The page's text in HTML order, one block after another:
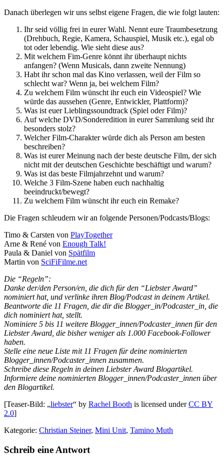
Danach überlegen wir uns selbst eigene Fragen, die wie folgt lauten:
Ihr seid völlig frei in eurer Wahl. Nennt eure Traumbesetzung
(Drehbuch, Regie, Kamera, Schauspiel, Musik etc.), egal ob
tot oder lebendig. Wie sieht diese aus?
Mit welchem Fim-Genre könnt ihr überhaupt nichts
anfangen? (Wenn Musicals, dann zweite Nennung)
Habt ihr schon mal das Kino verlassen, weil der Film so
schlecht war? Wenn ja, bei welchem Film?
Zu welchem Film wünscht ihr euch ein Videospiel? Wie
würde das aussehen (Genre, Entwickler, Plattform)?
Was ist euer Lieblingssoundtrack (Spiel oder Film)?
Auf welche DVD/Sonderedition in eurer Sammlung seid ihr
besonders stolz?
Welcher Film-Charakter würde dich als Person am besten
beschreiben?
Was ist eurer Meinung nach der beste deutsche Film, der sich
nicht mit der deutschen Geschichte beschäftigt und warum?
Was ist das beste Filmjahrzehnt und warum?
Welche 3 Film-Szene haben euch nachhaltig
beeindruckt/bewegt?
Zu welchem Film wünscht ihr euch ein Remake?
Die Fragen schleudern wir an folgende Personen/Podcasts/Blogs:
Timo & Carsten von PlayTogether
Arne & René von Enough Talk!
Paula & Daniel von Spätfilm
Martin von SciFiFilme.net
Die “Regeln”:
Danke der/den Person/en, die dich für den “Liebster Award”
nominiert hat, und verlinke ihren Blog/Podcast in deinem Artikel.
Beantworte die 11 Fragen, die dir die Blogger_in/Podcaster_in, die
dich nominiert hat, stellt.
Nominiere 5 bis 11 weitere Blogger_innen/Podcaster_innen für den
Liebster Award, die bisher weniger als 1.000 Facebook-Follower
haben.
Stelle eine neue Liste mit 11 Fragen für deine nominierten
Blogger_innen/Podcaster_innen zusammen.
Schreibe diese Regeln in deinen Liebster Award Blogartikel.
Informiere deine nominierten Blogger_innen/Podcaster_innen über
den Blogartikel.
[Teaser-Bild: „liebster“ by Rachel Booth is licensed underCC BY
2.0]
Kategorie: Christian Steiner, Mini Unit, Tamino Muth
Schreib eine Antwort